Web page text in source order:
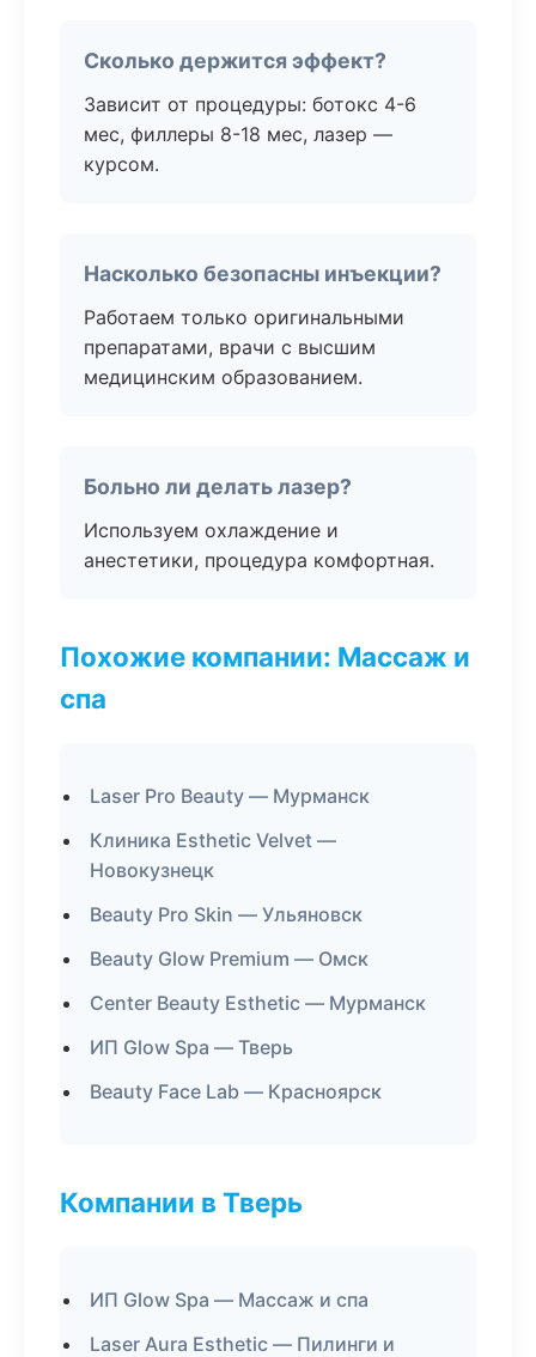
Сколько держится эффект?
Зависит от процедуры: ботокс 4-6
мес, филлеры 8-18 мес, лазер —
курсом.
Насколько безопасны инъекции?
Работаем только оригинальными
препаратами, врачи с высшим
медицинским образованием.
Больно ли делать лазер?
Используем охлаждение и
анестетики, процедура комфортная.
Похожие компании: Массаж и
спа
Laser Pro Beauty — Мурманск
Клиника Esthetic Velvet —
Новокузнецк
Beauty Pro Skin — Ульяновск
Beauty Glow Premium — Омск
Center Beauty Esthetic — Мурманск
ИП Glow Spa — Тверь
Beauty Face Lab — Красноярск
Компании в Тверь
ИП Glow Spa — Массаж и спа
Laser Aura Esthetic — Пилинги и